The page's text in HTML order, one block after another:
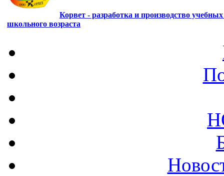
Корвет - разработка и производство
школьного возраста